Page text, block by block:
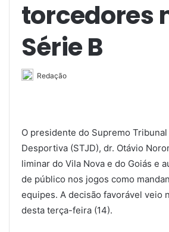
torcedores
Série B
Redação
O presidente do Supremo
Desportiva (STJD), dr. Otávio
liminar do Vila Nova e do Goiás e
de público nos jogos como
equipes. A decisão favorável veio
desta terça-feira (14).